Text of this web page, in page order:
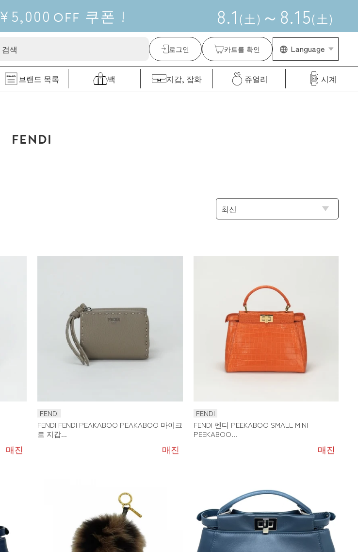
¥5,000 OFF 쿠폰 ! 8.1 (土) ～ 8.15(土)
로그인 카트를 확인 Language
브랜드 목록 백 지갑, 잡화 쥬얼리 시계
FENDI
종
류
매진
FENDI
FENDI FENDI PEAKABOO PEAKABOO 마이크
로 지갑...
매진
FENDI
FENDI 펜디 PEEKABOO SMALL MINI
PEEKABOO...
매진